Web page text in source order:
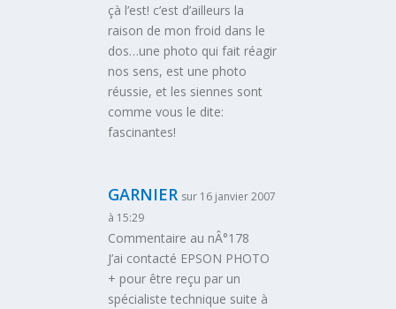
çà l’est! c’est d’ailleurs la
raison de mon froid dans le
dos…une photo qui fait réagir
nos sens, est une photo
réussie, et les siennes sont
comme vous le dite:
fascinantes!
GARNIER sur 16 janvier 2007
à 15:29
Commentaire au nÂ°178
J’ai contacté EPSON PHOTO
+ pour être reçu par un
spécialiste technique suite à